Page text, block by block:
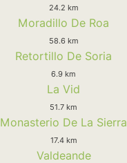
24.2 km
Moradillo De Roa
58.6 km
Retortillo De Soria
6.9 km
La Vid
51.7 km
Monasterio De La Sierra
17.4 km
Valdeande